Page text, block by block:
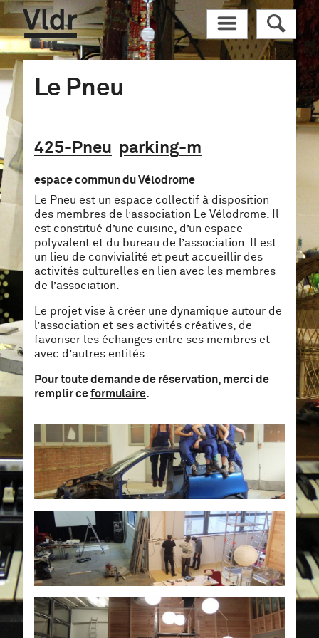
Vldr M R
Le Pneu
425-Pneu parking-m
espace commun du Vélodrome
Le Pneu est un espace collectif à disposition
des membres de l’association Le Vélodrome. Il
est constitué d’une cuisine, d’un espace
polyvalent et du bureau de l’association. Il est
un lieu de convivialité et peut accueillir des
activités culturelles en lien avec les membres
de l’association.
Le projet vise à créer une dynamique autour de
l’association et ses activités créatives, de
favoriser les échanges entre ses membres et
avec d’autres entités.
Pour toute demande de réservation, merci de
remplir ceformulaire.